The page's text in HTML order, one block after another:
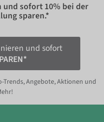
und sofort 10% bei der
sparen.*
und sofort
Angebote, Aktionen und